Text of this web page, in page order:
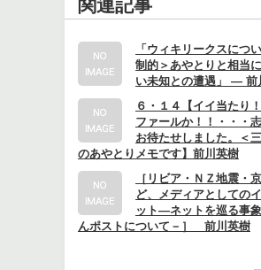
関連記事
「ウィキリークスにつ
制的＞あやとりと相当
い未知との遭遇」 ― 前
６・１４【イイ当たり
ファールか！！・・・
お待たせしました。＜
のあやとりメモです】前川英樹
［リビア・ＮＺ地震・
ど、メディアとしての
ット―ネットを巡る事
んポストについて－］ 前川英樹